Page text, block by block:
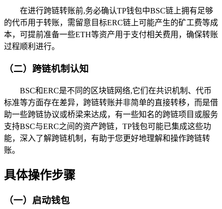
在进行跨链转账前,务必确认TP钱包中BSC链上拥有足够
的代币用于转账，需留意目标ERC链上可能产生的矿工费等成
本，可提前准备一些ETH等资产用于支付相关费用，确保转账
过程顺利进行。
（二）跨链机制认知
BSC和ERC是不同的区块链网络,它们在共识机制、代币
标准等方面存在差异，跨链转账并非简单的直接转移，而是借
助一些跨链协议或桥梁来达成，有一些知名的跨链项目或服务
支持BSC与ERC之间的资产跨链，TP钱包可能已集成这些功
能，深入了解跨链机制，有助于您更好地理解和操作跨链转
账。
具体操作步骤
（一）启动钱包